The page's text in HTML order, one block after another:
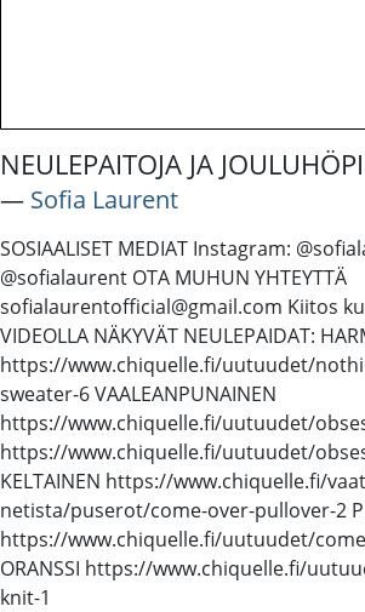
NEULEPAITOJA JA
― Sofia Laurent
SOSIAALISET MEDIAT Instagram:
@sofialaurent OTA MUHUN YHTEYTTÄ
sofialaurentofficial@gmail.com Kiitos
VIDEOLLA NÄKYVÄT NEULEPAIDAT:
https://www.chiquelle.fi/uutuudet/
sweater-6 VAALEANPUNAINEN
https://www.chiquelle.fi/uutuudet/
https://www.chiquelle.fi/uutuudet/
KELTAINEN https://www.chiquelle.fi/
netista/puserot/come-over-pullover-2
https://www.chiquelle.fi/uutuudet/
ORANSSI https://www.chiquelle.fi/
knit-1